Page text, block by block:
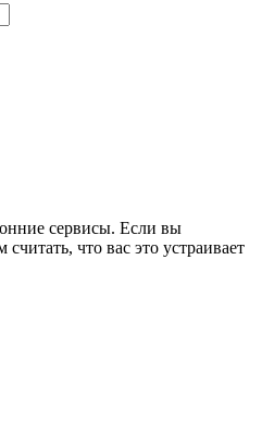
сервисы. Если вы
что вас это устраивает